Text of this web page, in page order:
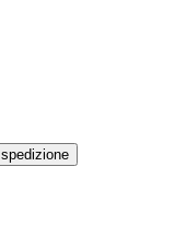
spedizione